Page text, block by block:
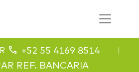
+52 55 4169 8514 |
REF. BANCARIA